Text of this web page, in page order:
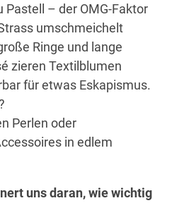
Pastell – der OMG-Faktor
umschmeichelt
Ringe und lange
zieren Textilblumen
für etwas Eskapismus.
Perlen oder
in edlem
uns daran, wie wichtig